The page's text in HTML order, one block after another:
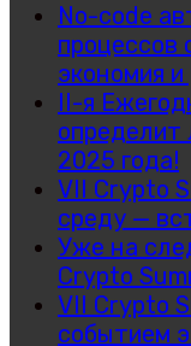
No-code
процессов
экономия
II-я
определит
2025 года!
VII Crypto
среду —
Уже на
Crypto
VII Crypto
событием